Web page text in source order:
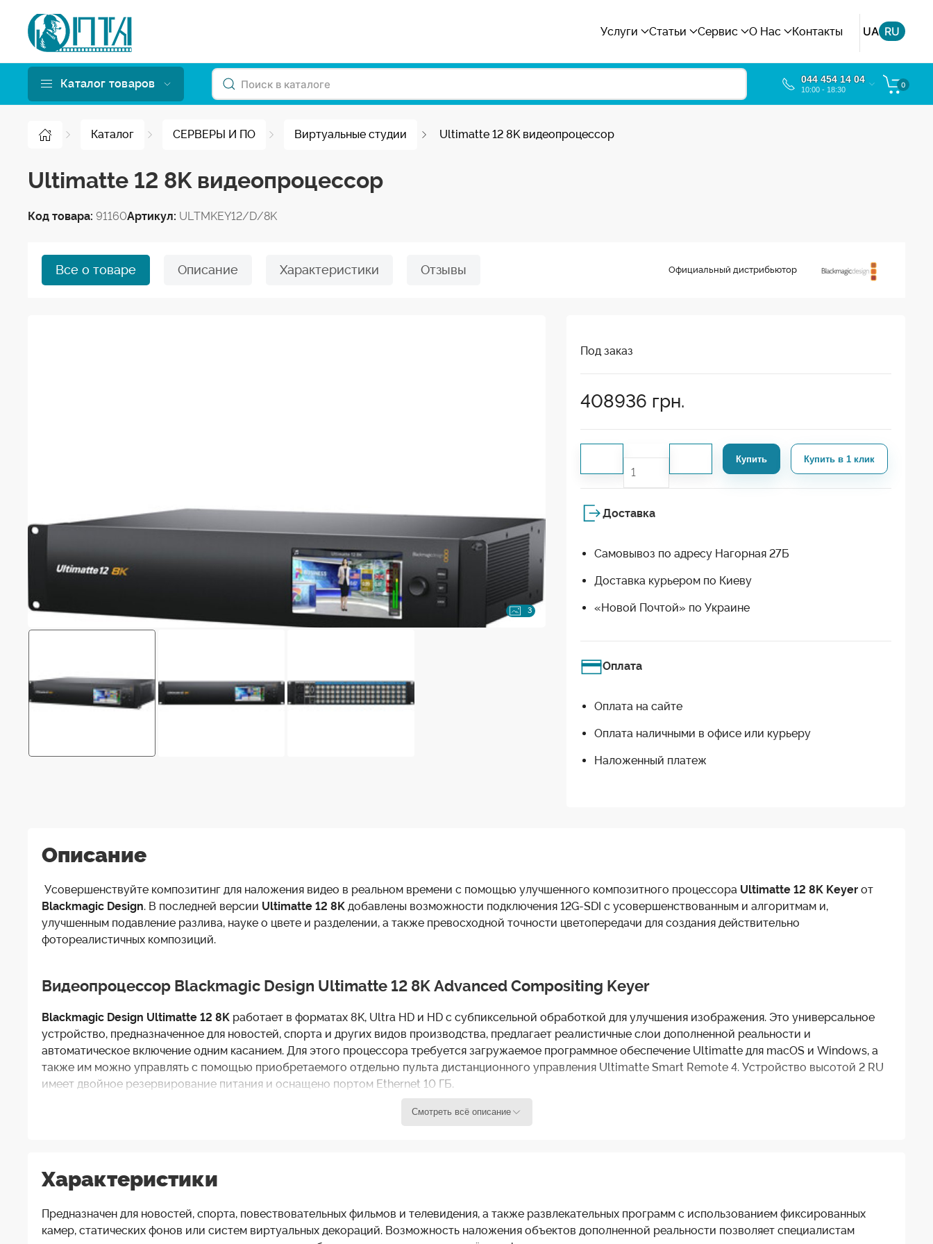
Услуги Статьи Сервис О Нас Контакты UA RU
Каталог товаров 044 454 14 04
10:00 - 18:30
0
Каталог СЕРВЕРЫ И ПО Виртуальные студии Ultimatte 12 8K видеопроцессор
Ultimatte 12 8K видеопроцессор
Код товара: 91160Артикул: ULTMKEY12/D/8K
Все о товаре Описание Характеристики Отзывы Официальный дистрибьютор
3
Под заказ
408936 грн.
Купить Купить в 1 клик
Доставка
Самовывоз по адресу Нагорная 27Б
Доставка курьером по Киеву
«Новой Почтой» по Украине
Оплата
Оплата на сайте
Оплата наличными в офисе или курьеру
Наложенный платеж
Описание
Усовершенствуйте композитинг для наложения видео в реальном времени с помощью улучшенного композитного процессора Ultimatte 12 8K Keyer от
Blackmagic Design. В последней версии Ultimatte 12 8K добавлены возможности подключения 12G-SDI с усовершенствованным и алгоритмам и,
улучшенным подавление разлива, науке о цвете и разделении, а также превосходной точности цветопередачи для создания действительно
фотореалистичных композиций.
Видеопроцессор Blackmagic Design Ultimatte 12 8K Advanced Compositing Keyer
Blackmagic Design Ultimatte 12 8K работает в форматах 8K, Ultra HD и HD с субпиксельной обработкой для улучшения изображения. Это универсальное
устройство, предназначенное для новостей, спорта и других видов производства, предлагает реалистичные слои дополненной реальности и
автоматическое включение одним касанием. Для этого процессора требуется загружаемое программное обеспечение Ultimatte для macOS и Windows, а
также им можно управлять с помощью приобретаемого отдельно пульта дистанционного управления Ultimatte Smart Remote 4. Устройство высотой 2 RU
имеет двойное резервирование питания и оснащено портом Ethernet 10 ГБ.
подавление разлива для создания фотореалистичных композиций в форматах 8K, UHD 4K и HD в режиме реального времени.
Назначение
Смотреть всё описание
Характеристики
Предназначен для новостей, спорта, повествовательных фильмов и телевидения, а также развлекательных программ с использованием фиксированных
камер, статических фонов или систем виртуальных декораций. Возможность наложения объектов дополненной реальности позволяет специалистам